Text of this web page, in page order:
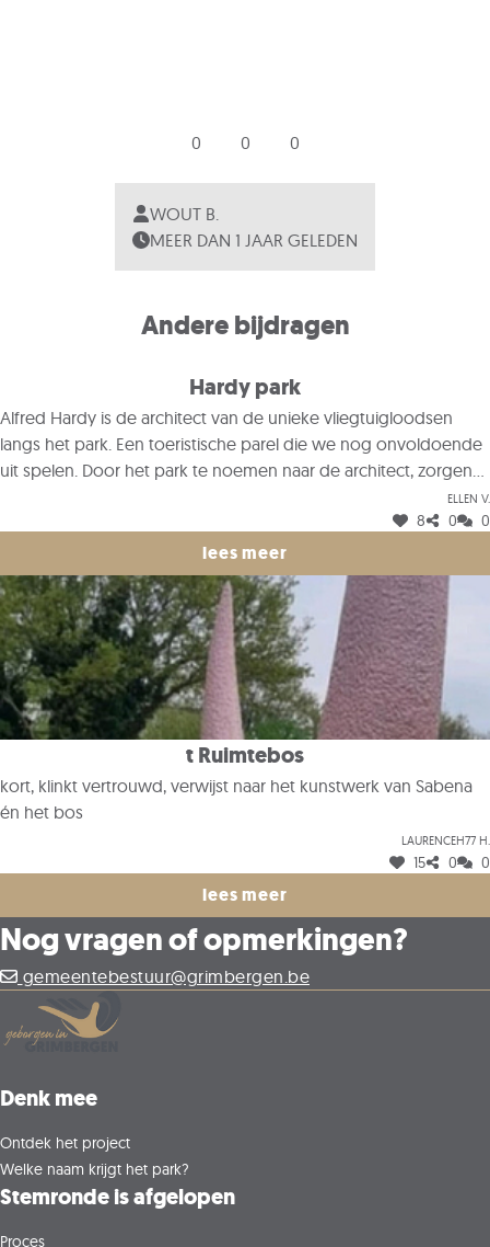
0 0 0
WOUT B.
MEER DAN 1 JAAR GELEDEN
Andere bijdragen
Hardy park
Alfred Hardy is de architect van de unieke vliegtuigloodsen
langs het park. Een toeristische parel die we nog onvoldoende
uit spelen. Door het park te noemen naar de architect, zorgen
Ellen V.
8 0 0
lees meer
t Ruimtebos
kort, klinkt vertrouwd, verwijst naar het kunstwerk van Sabena
én het bos
Laurenceh77 H.
15 0 0
lees meer
Nog vragen of opmerkingen?
gemeentebestuur@grimbergen.be
Denk mee
Ontdek het project
Welke naam krijgt het park?
Stemronde is afgelopen
Proces